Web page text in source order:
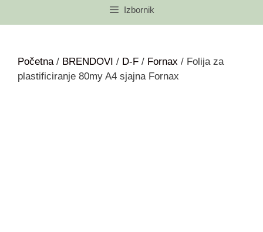
Izbornik
Početna/ BRENDOVI / D-F / Fornax / Folija za
plastificiranje 80my A4 sjajna Fornax